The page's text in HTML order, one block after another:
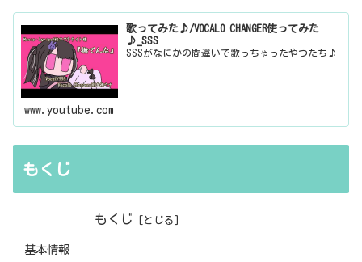
歌ってみた♪/VOCALO CHANGER使ってみた
♪_SSS
SSSがなにかの間違いで歌っちゃったやつたち♪
www.youtube.com
もくじ
もくじ
基本情報